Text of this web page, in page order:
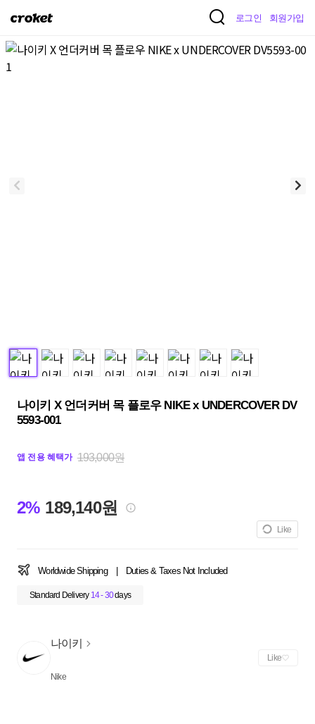
크
켓
로그인 회원가입
나이키 X 언더커버 목 플로우 NIKE x UNDERCOVER DV
5593-001
앱 전용 혜택가 193,000원
2% 189,140원
Like
Worldwide Shipping Duties & Taxes Not Included
Standard Delivery 14 - 30days
나이키
Nike
Like